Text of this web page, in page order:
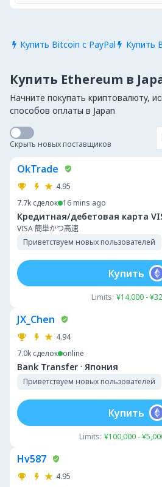
 Купить Bitcoin с PayPal  Купить
Купить Ethereum в
Начните покупать криптовалюту,
способов оплаты в Japan
Скрыть новых поставщиков
OkTrade
4.95
7.7k сделок 16 mins ago
Кредитная/дебетовая карта
VISA 簡単かつ高速
Приветствуем новых пользователей
Limits: ¥14,000 -
Купить
JX_Chen
4.94
7.0k сделок online
Bank Transfer · Япония
Приветствуем новых пользователей
Limits: ¥100,000 -
Купить
Hv587
4.95